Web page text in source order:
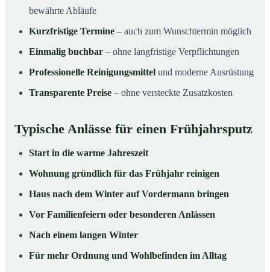
bewährte Abläufe
Kurzfristige Termine – auch zum Wunschtermin möglich
Einmalig buchbar – ohne langfristige Verpflichtungen
Professionelle Reinigungsmittel und moderne Ausrüstung
Transparente Preise – ohne versteckte Zusatzkosten
Typische Anlässe für einen Frühjahrsputz
Start in die warme Jahreszeit
Wohnung gründlich für das Frühjahr reinigen
Haus nach dem Winter auf Vordermann bringen
Vor Familienfeiern oder besonderen Anlässen
Nach einem langen Winter
Für mehr Ordnung und Wohlbefinden im Alltag